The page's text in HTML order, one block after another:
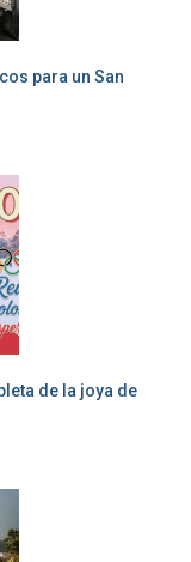
para un San
de la joya de